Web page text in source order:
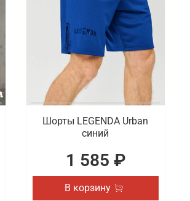
комплекты.
актуальных товаров для
Шорты LEGENDA Urban
синий
1 585 ₽
В корзину